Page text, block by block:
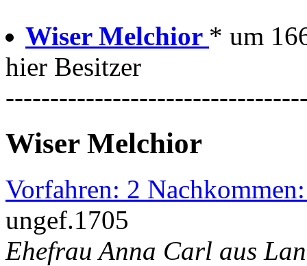
Wiser Melchior * um
hier Besitzer
Wiser Melchior
Vorfahren: 2
ungef.1705
Ehefrau Anna Carl aus